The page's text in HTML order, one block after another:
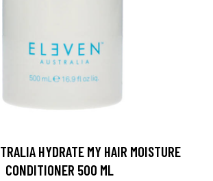
HYDRATE MY HAIR MOISTURE
CONDITIONER 500 ML